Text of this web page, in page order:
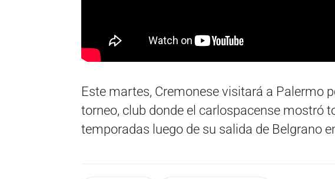
Este martes, Cremonese visitará a Palermo
torneo, club donde el carlospacense mostró
temporadas luego de su salida de Belgrano